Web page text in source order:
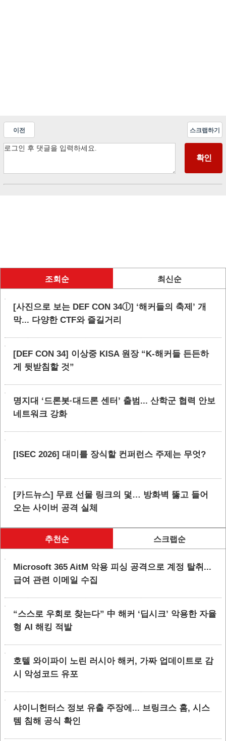
이전 스크랩하기
조회순 최신순
[사진으로 보는 DEF CON 34ⓛ] ‘해커들의 축제’ 개
막... 다양한 CTF와 즐길거리
[DEF CON 34] 이상중 KISA 원장 “K-해커들 든든하
게 뒷받침할 것”
명지대 ‘드론봇·대드론 센터’ 출범... 산학군 협력 안보
네트워크 강화
[ISEC 2026] 대미를 장식할 컨퍼런스 주제는 무엇?
[카드뉴스] 무료 선물 링크의 덫… 방화벽 뚫고 들어
오는 사이버 공격 실체
추천순 스크랩순
Microsoft 365 AitM 악용 피싱 공격으로 계정 탈취...
급여 관련 이메일 수집
“스스로 우회로 찾는다” 中 해커 ‘딥시크’ 악용한 자율
형 AI 해킹 적발
호텔 와이파이 노린 러시아 해커, 가짜 업데이트로 감
시 악성코드 유포
샤이니헌터스 정보 유출 주장에... 브링크스 홈, 시스
템 침해 공식 확인